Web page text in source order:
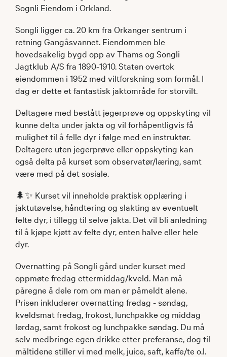
Sognli Eiendom i Orkland.
Songli ligger ca. 20 km fra Orkanger sentrum i
retning Gangåsvannet. Eiendommen ble
hovedsakelig bygd opp av Thams og Songli
Jagtklub A/S fra 1890-1910. Staten overtok
eiendommen i 1952 med viltforskning som formål. I
dag er dette et fantastisk jaktområde for storvilt.
Deltagere med bestått jegerprøve og oppskyting vil
kunne delta under jakta og vil forhåpentligvis få
mulighet til å felle dyr i følge med en instruktør.
Deltagere uten jegerprøve eller oppskyting kan
også delta på kurset som observatør/læring, samt
være med på det sosiale.
🌲✨ Kurset vil inneholde praktisk opplæring i
jaktutøvelse, håndtering og slakting av eventuelt
felte dyr, i tillegg til selve jakta. Det vil bli anledning
til å kjøpe kjøtt av felte dyr, enten halve eller hele
dyr.
Overnatting på Songli gård under kurset med
oppmøte fredag ettermiddag/kveld. Man må
påregne å dele rom om man er påmeldt alene.
Prisen inkluderer overnatting fredag - søndag,
kveldsmat fredag, frokost, lunchpakke og middag
lørdag, samt frokost og lunchpakke søndag. Du må
selv medbringe egen drikke etter preferanse, dog til
måltidene stiller vi med melk, juice, saft, kaffe/te o.l.